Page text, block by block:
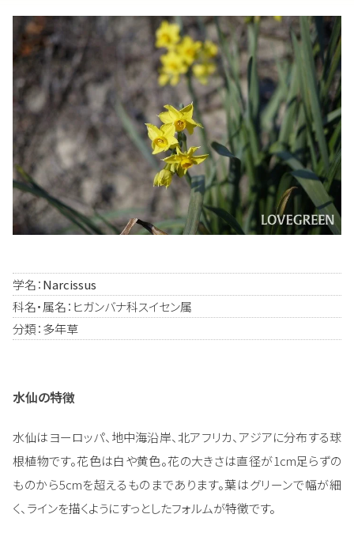
学名：Narcissus
科名・属名：ヒガンバナ科スイセン属
分類：多年草
水仙の特徴
水仙はヨーロッパ、地中海沿岸、北アフリカ、アジアに分布する球
根植物です。花色は白や黄色。花の大きさは直径が1cm足らずの
ものから5cmを超えるものまであります。葉はグリーンで幅が細
く、ラインを描くようにすっとしたフォルムが特徴です。